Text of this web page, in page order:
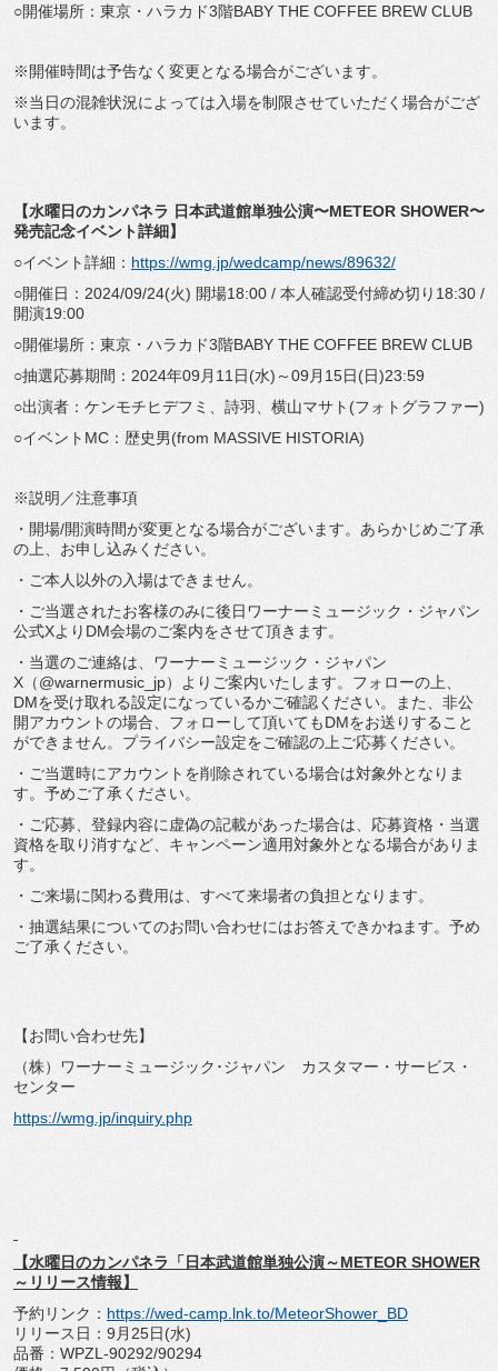
○開催場所：東京・ハラカド3階BABY THE COFFEE BREW CLUB
※開催時間は予告なく変更となる場合がございます。
※当日の混雑状況によっては入場を制限させていただく場合がござ
います。
【水曜日のカンパネラ 日本武道館単独公演〜METEOR SHOWER〜
発売記念イベント詳細】
○イベント詳細： https://wmg.jp/wedcamp/news/89632/
○開催日：2024/09/24(火) 開場18:00 / 本人確認受付締め切り18:30 /
開演19:00
○開催場所：東京・ハラカド3階BABY THE COFFEE BREW CLUB
○抽選応募期間：2024年09月11日(水)～09月15日(日)23:59
○出演者：ケンモチヒデフミ、詩羽、横山マサト(フォトグラファー)
○イベントMC：歴史男(from MASSIVE HISTORIA)
※説明／注意事項
・開場/開演時間が変更となる場合がございます。あらかじめご了承
の上、お申し込みください。
・ご本人以外の入場はできません。
・ご当選されたお客様のみに後日ワーナーミュージック・ジャパン
公式XよりDM会場のご案内をさせて頂きます。
・当選のご連絡は、ワーナーミュージック・ジャパン
X（@warnermusic_jp）よりご案内いたします。フォローの上、
DMを受け取れる設定になっているかご確認ください。また、非公
開アカウントの場合、フォローして頂いてもDMをお送りすること
ができません。プライバシー設定をご確認の上ご応募ください。
・ご当選時にアカウントを削除されている場合は対象外となりま
す。予めご了承ください。
・ご応募、登録内容に虚偽の記載があった場合は、応募資格・当選
資格を取り消すなど、キャンペーン適用対象外となる場合がありま
す。
・ご来場に関わる費用は、すべて来場者の負担となります。
・抽選結果についてのお問い合わせにはお答えできかねます。予め
ご了承ください。
【お問い合わせ先】
（株）ワーナーミュージック･ジャパン カスタマー・サービス・
センター
https://wmg.jp/inquiry.php
【水曜日のカンパネラ「日本武道館単独公演～METEOR SHOWER
～リリース情報】
予約リンク： https://wed-camp.lnk.to/MeteorShower_BD
リリース日：9月25日(水)
品番：WPZL-90292/90294